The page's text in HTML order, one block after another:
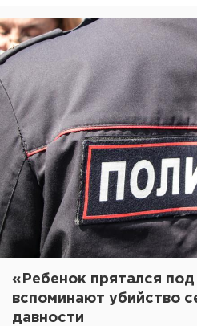
«Ребенок прятался
вспоминают убийство
давности